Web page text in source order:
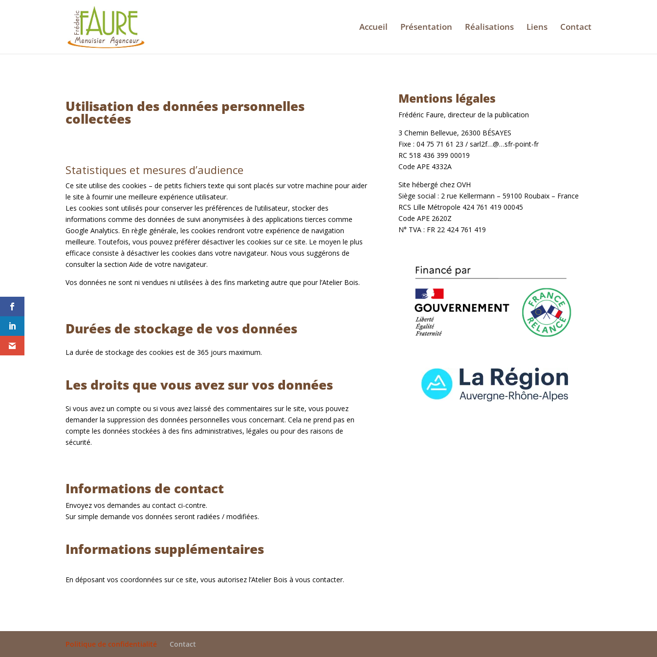
Accueil Présentation Réalisations Liens Contact
Utilisation des données personnelles
collectées
Statistiques et mesures d’audience
Ce site utilise des cookies – de petits fichiers texte qui sont placés sur votre machine pour aider
le site à fournir une meilleure expérience utilisateur.
Les cookies sont utilisés pour conserver les préférences de l’utilisateur, stocker des
informations comme des données de suivi anonymisées à des applications tierces comme
Google Analytics. En règle générale, les cookies rendront votre expérience de navigation
meilleure. Toutefois, vous pouvez préférer désactiver les cookies sur ce site. Le moyen le plus
efficace consiste à désactiver les cookies dans votre navigateur. Nous vous suggérons de
consulter la section Aide de votre navigateur.
Vos données ne sont ni vendues ni utilisées à des fins marketing autre que pour l’Atelier Bois.
Durées de stockage de vos données
La durée de stockage des cookies est de 365 jours maximum.
Les droits que vous avez sur vos données
Si vous avez un compte ou si vous avez laissé des commentaires sur le site, vous pouvez
demander la suppression des données personnelles vous concernant. Cela ne prend pas en
compte les données stockées à des fins administratives, légales ou pour des raisons de
sécurité.
Informations de contact
Envoyez vos demandes au contact ci-contre.
Sur simple demande vos données seront radiées / modifiées.
Informations supplémentaires
En déposant vos coordonnées sur ce site, vous autorisez l’Atelier Bois à vous contacter.
Mentions légales
Frédéric Faure, directeur de la publication
3 Chemin Bellevue, 26300 BÉSAYES
Fixe : 04 75 71 61 23 / sarl2f…@…sfr-point-fr
RC 518 436 399 00019
Code APE 4332A
Site hébergé chez OVH
Siège social : 2 rue Kellermann – 59100 Roubaix – France
RCS Lille Métropole 424 761 419 00045
Code APE 2620Z
N° TVA : FR 22 424 761 419
Politique de confidentialité Contact